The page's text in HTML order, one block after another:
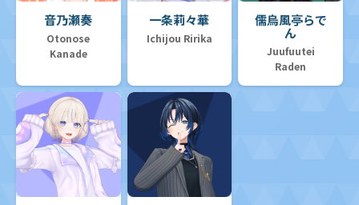
音乃瀬奏
Otonose
Kanade
一条莉々華
Ichijou Ririka
儒烏風亭らで
ん
Juufuutei
Raden